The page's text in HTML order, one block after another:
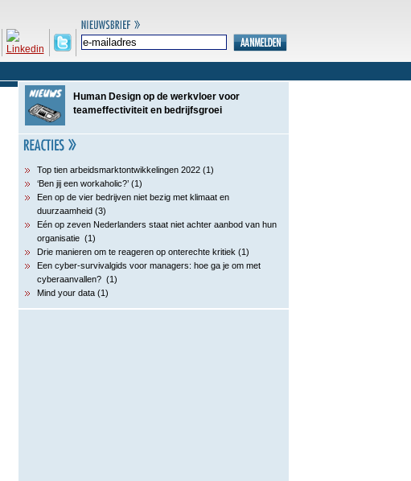
Human Design op de werkvloer voor
teameffectiviteit en bedrijfsgroei
Top tien arbeidsmarktontwikkelingen 2022 (1)
‘Ben jij een workaholic?’ (1)
Een op de vier bedrijven niet bezig met klimaat en
duurzaamheid (3)
Eén op zeven Nederlanders staat niet achter aanbod van hun
organisatie (1)
Drie manieren om te reageren op onterechte kritiek (1)
Een cyber-survivalgids voor managers: hoe ga je om met
cyberaanvallen? (1)
Mind your data (1)